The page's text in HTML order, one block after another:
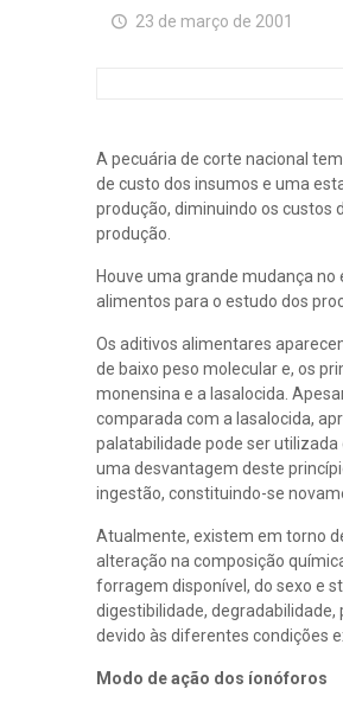
23 de março de 2001
A pecuária de corte nacional
de custo dos insumos e uma
produção, diminuindo os custos
produção.
Houve uma grande mudança
alimentos para o estudo dos
Os aditivos alimentares
de baixo peso molecular e, os
monensina e a lasalocida.
comparada com a lasalocida,
palatabilidade pode ser
uma desvantagem deste
ingestão, constituindo-se
Atualmente, existem em torno
alteração na composição
forragem disponível, do sexo e
digestibilidade,
devido às diferentes condições
Modo de ação dos íonóforos